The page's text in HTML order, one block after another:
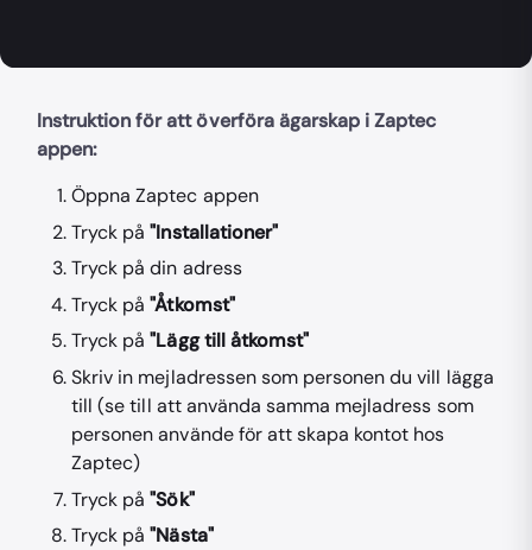
Instruktion för att överföra ägarskap i Zaptec
appen:
Öppna Zaptec appen
Tryck på"Installationer"
Tryck på din adress
Tryck på"Åtkomst"
Tryck på"Lägg till åtkomst"
Skriv in mejladressen som personen du vill lägga
till (se till att använda samma mejladress som
personen använde för att skapa kontot hos
Zaptec)
Tryck på"Sök"
Tryck på"Nästa"